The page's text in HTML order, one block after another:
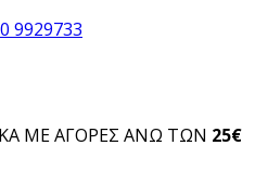
9929733
ΜΕ ΑΓΟΡΕΣ ΑΝΩ ΤΩΝ 25€